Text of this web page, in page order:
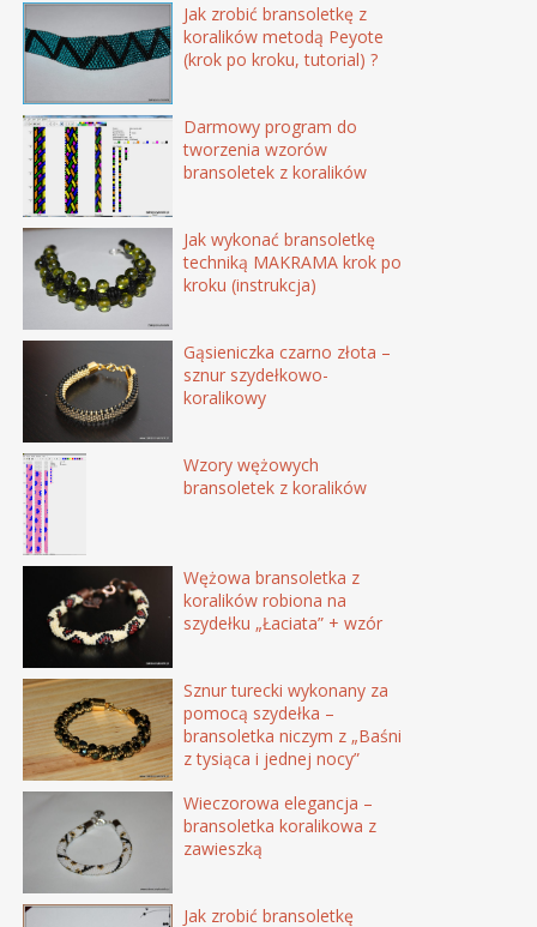
Jak zrobić bransoletkę z
koralików metodą Peyote
(krok po kroku, tutorial) ?
Darmowy program do
tworzenia wzorów
bransoletek z koralików
Jak wykonać bransoletkę
techniką MAKRAMA krok po
kroku (instrukcja)
Gąsieniczka czarno złota –
sznur szydełkowo-
koralikowy
Wzory wężowych
bransoletek z koralików
Wężowa bransoletka z
koralików robiona na
szydełku „Łaciata” + wzór
Sznur turecki wykonany za
pomocą szydełka –
bransoletka niczym z „Baśni
z tysiąca i jednej nocy”
Wieczorowa elegancja –
bransoletka koralikowa z
zawieszką
Jak zrobić bransoletkę